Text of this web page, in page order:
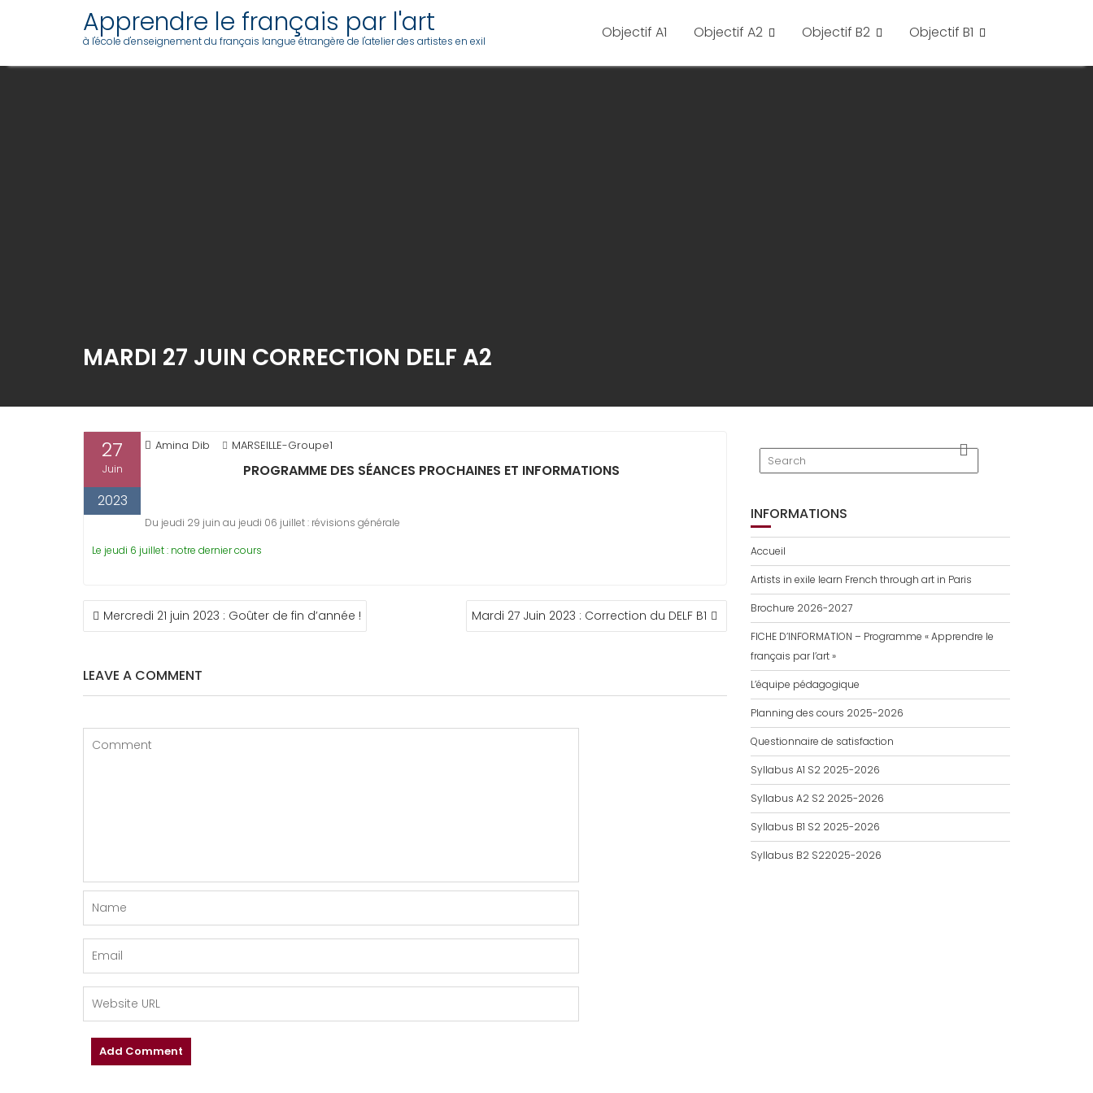
Apprendre le français par l'art
à l'école d'enseignement du français langue étrangère de l'atelier des artistes en exil Objectif A1 Objectif A2 Objectif B2 Objectif B1
MARDI 27 JUIN CORRECTION DELF A2
27
Juin
2023
Amina Dib MARSEILLE-Groupe1
PROGRAMME DES SÉANCES PROCHAINES ET INFORMATIONS
Du jeudi 29 juin au jeudi 06 juillet : révisions générale
Le jeudi 6 juillet : notre dernier cours
NAVIGATION
DEMercredi 21 juin 2023 : Goûter de fin d’année ! Mardi 27 Juin 2023 : Correction du DELF B1
LEAVE A COMMENT
INFORMATIONS
Accueil
Artists in exile learn French through art in Paris
Brochure 2026-2027
FICHE D’INFORMATION – Programme « Apprendre le
français par l’art »
L’équipe pédagogique
Planning des cours 2025-2026
Questionnaire de satisfaction
Syllabus A1 S2 2025-2026
Syllabus A2 S2 2025-2026
Syllabus B1 S2 2025-2026
Syllabus B2 S22025-2026